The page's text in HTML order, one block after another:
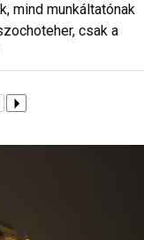
mind munkáltatónak
csak a